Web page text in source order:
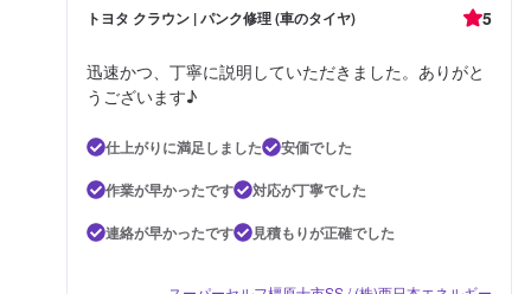
トヨタ クラウン | パンク修理 (車のタイヤ) 5
迅速かつ、丁寧に説明していただきました。ありがと
うございます♪
仕上がりに満足しました
安価でした
作業が早かったです
対応が丁寧でした
連絡が早かったです
見積もりが正確でした